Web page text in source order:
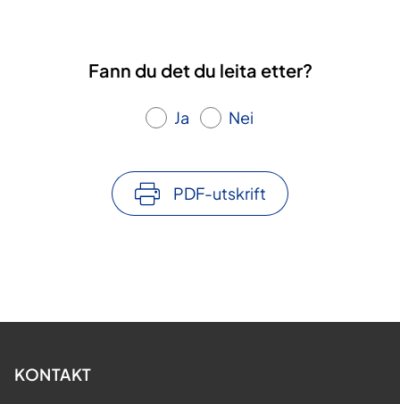
Fann du det du leita etter?
Ja Nei
PDF-utskrift
KONTAKT